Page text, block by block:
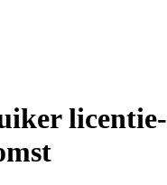
licentie-